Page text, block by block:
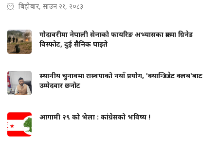
बिहीबार, साउन २१, २०८३
गोदावरीमा नेपाली सेनाको फायरिङ अभ्यासका क्रममा ग्रिनेड
विस्फोट, दुई सैनिक घाइते
स्थानीय चुनावमा रास्वपाको नयाँ प्रयोग, 'क्यान्डिडेट क्लब'बाट
उम्मेदवार छनोट
आगामी २९ को भेला : कांग्रेसको भविष्य !